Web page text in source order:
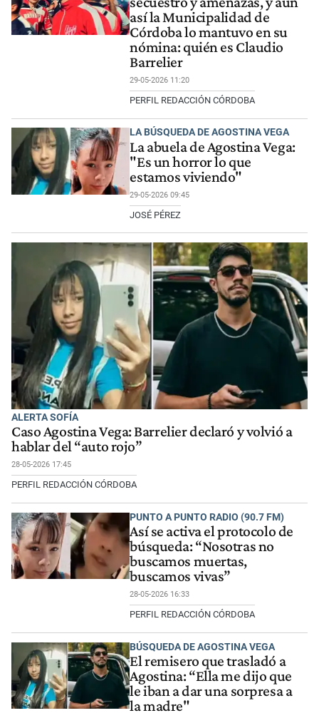
así la Municipalidad de
Córdoba lo mantuvo en su
nómina: quién es Claudio
Barrelier
29-05-2026 11:20
PERFIL REDACCIÓN CÓRDOBA
LA BÚSQUEDA DE AGOSTINA VEGA
La abuela de Agostina Vega:
"Es un horror lo que
estamos viviendo"
29-05-2026 09:45
JOSÉ PÉREZ
ALERTA SOFÍA
Caso Agostina Vega: Barrelier declaró y volvió a
hablar del “auto rojo”
28-05-2026 17:45
PERFIL REDACCIÓN CÓRDOBA
PUNTO A PUNTO RADIO (90.7 FM)
Así se activa el protocolo de
búsqueda: “Nosotras no
buscamos muertas,
buscamos vivas”
28-05-2026 16:33
PERFIL REDACCIÓN CÓRDOBA
BÚSQUEDA DE AGOSTINA VEGA
El remisero que trasladó a
Agostina: “Ella me dijo que
le iban a dar una sorpresa a
la madre"